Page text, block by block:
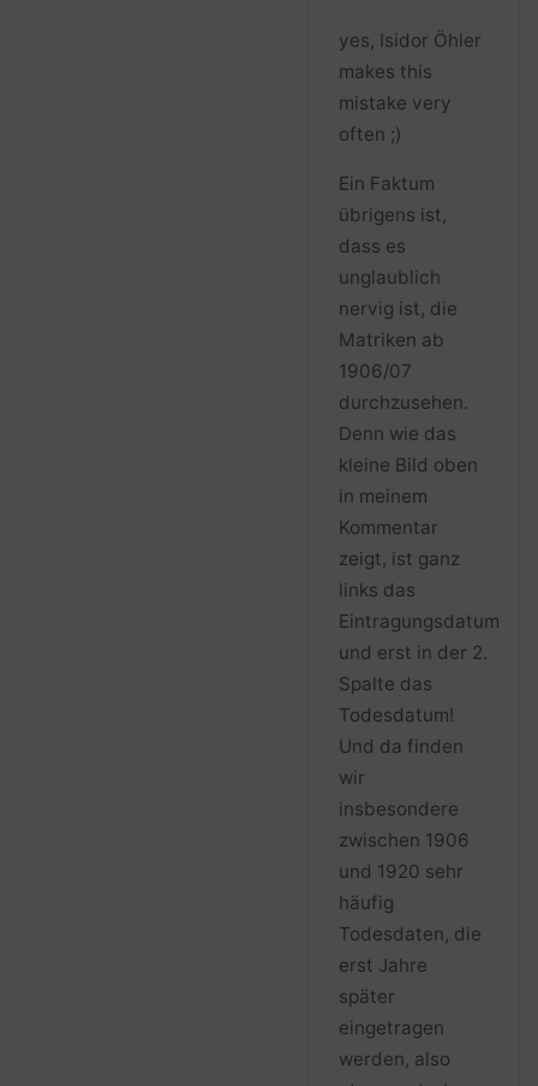
yes, Isidor Öhler
makes this
mistake very
often ;)
Ein Faktum
übrigens ist,
dass es
unglaublich
nervig ist, die
Matriken ab
1906/07
durchzusehen.
Denn wie das
kleine Bild oben
in meinem
Kommentar
zeigt, ist ganz
links das
Eintragungsdatum
und erst in der 2.
Spalte das
Todesdatum!
Und da finden
wir
insbesondere
zwischen 1906
und 1920 sehr
häufig
Todesdaten, die
erst Jahre
später
eingetragen
werden, also